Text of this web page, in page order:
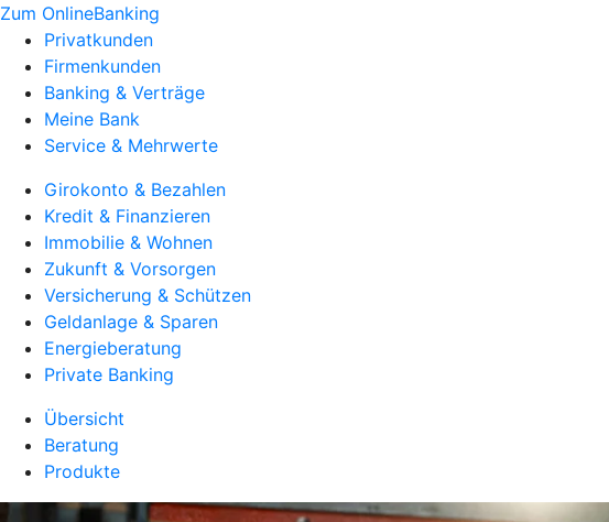
Zum OnlineBanking
Privatkunden
Firmenkunden
Banking & Verträge
Meine Bank
Service & Mehrwerte
Girokonto & Bezahlen
Kredit & Finanzieren
Immobilie & Wohnen
Zukunft & Vorsorgen
Versicherung & Schützen
Geldanlage & Sparen
Energieberatung
Private Banking
Übersicht
Beratung
Produkte